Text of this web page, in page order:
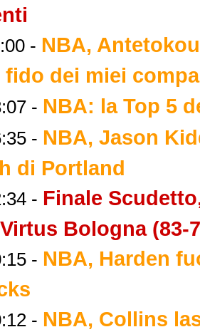
- NBA,
fido dei miei
- NBA: la Top 5
- NBA, Jason
di Portland
- Finale
Bologna (83-
- NBA, Harden
- NBA, Collins